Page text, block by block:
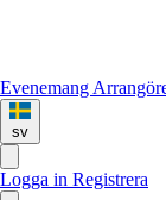
Evenemang
sv
Logga in Registrera